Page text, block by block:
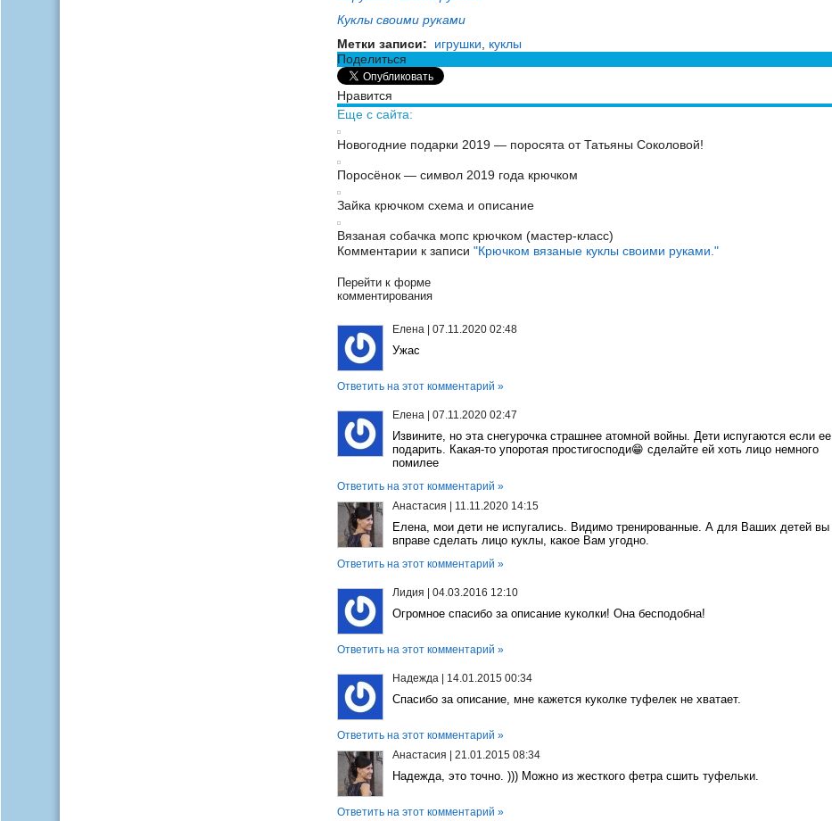
Куклы своими руками
Метки записи:
игрушки
куклы
Поделиться
Нравится
Еще с сайта:
Новогодние подарки 2019 — поросята от Татьяны Соколовой!
Поросёнок — символ 2019 года крючком
Зайка крючком схема и описание
Вязаная собачка мопс крючком (мастер-класс)
Комментарии к записи "Крючком вязаные куклы своими руками."
Перейти к форме
комментирования
Елена| 07.11.2020 02:48
Ужас
Ответить на этот комментарий »
Елена| 07.11.2020 02:47
Извините, но эта снегурочка страшнее атомной войны. Дети испугаются если ее
подарить. Какая-то упоротая простигосподи😁 сделайте ей хоть лицо немного
помилее
Ответить на этот комментарий »
Анастасия
11.11.2020 14:15
Елена, мои дети не испугались. Видимо тренированные. А для Ваших детей вы
вправе сделать лицо куклы, какое Вам угодно.
Ответить на этот комментарий »
Лидия 04.03.2016 12:10
Огромное спасибо за описание куколки! Она бесподобна!
Ответить на этот комментарий »
Надежда| 14.01.2015 00:34
Спасибо за описание, мне кажется куколке туфелек не хватает.
Ответить на этот комментарий »
Анастасия
21.01.2015 08:34
Надежда, это точно. ))) Можно из жесткого фетра сшить туфельки.
Ответить на этот комментарий »